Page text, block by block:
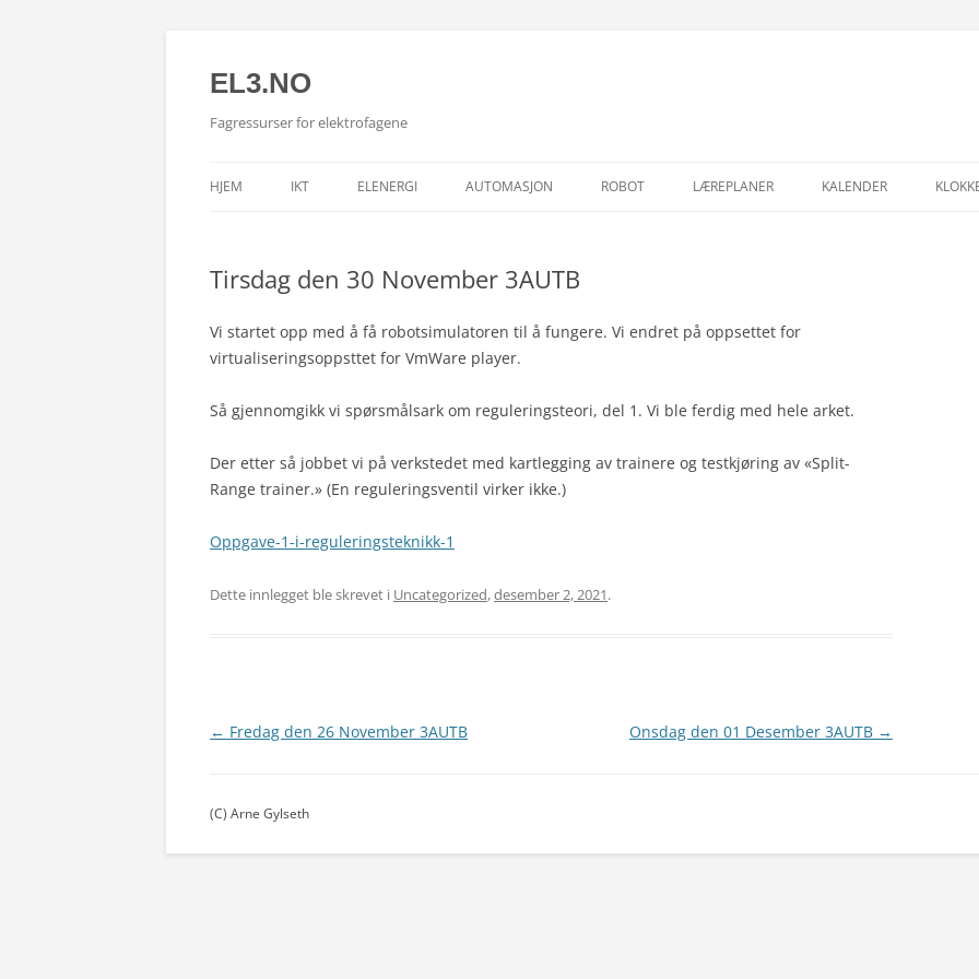
EL3.NO
Fagressurser for elektrofagene
til
HJEM IKT ELENERGI AUTOMASJON ROBOT LÆREPLANER KALENDER
Tirsdag den 30 November 3AUTB
Vi startet opp med å få robotsimulatoren til å fungere. Vi endret på oppsettet for
virtualiseringsoppsttet for VmWare player.
Så gjennomgikk vi spørsmålsark om reguleringsteori, del 1. Vi ble ferdig med hele arket.
Der etter så jobbet vi på verkstedet med kartlegging av trainere og testkjøring av «Split-
Range trainer.» (En reguleringsventil virker ikke.)
Oppgave-1-i-reguleringsteknikk-1
Dette innlegget ble skrevet i Uncategorized,desember 2, 2021.
Innleggsnavigasjon
← Fredag den 26 November 3AUTB Onsdag den 01 Desember 3AUTB →
(C) Arne Gylseth